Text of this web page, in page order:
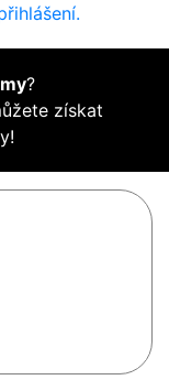
?
získat